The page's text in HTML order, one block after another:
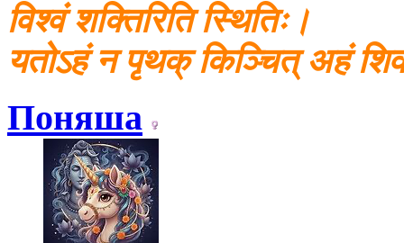
विश्वं शक्तिरिति स्थितिः।
यतोऽहं न पृथक् किञ्चित् अहं
Поняша